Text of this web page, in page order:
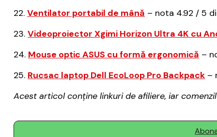
22. Ventilator portabil de mână – nota 4.92 / 5
23. Videoproiector Xgimi Horizon Ultra 4K cu
24. Mouse optic ASUS cu formă ergonomică –
25. Rucsac laptop Dell EcoLoop Pro Backpack –
Acest articol conține linkuri de afiliere, iar